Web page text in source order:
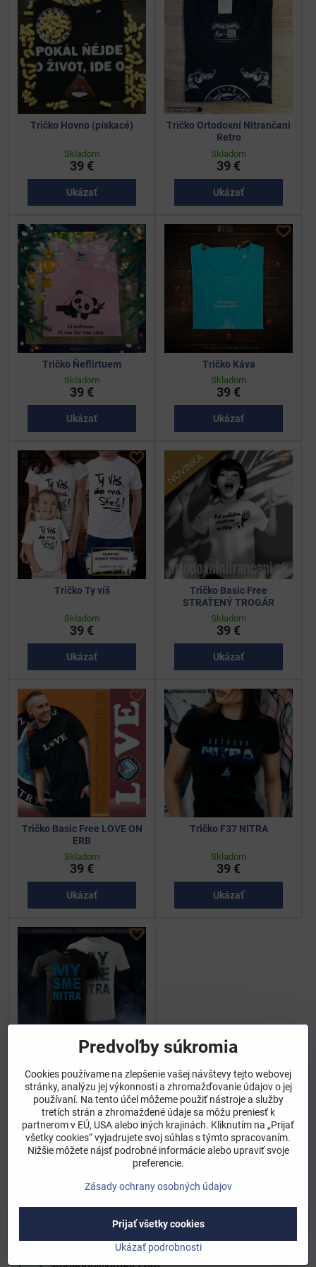
Tričko Hovno (pískacé)
Skladom
39 €
Ukázať
Tričko Ortodoxní Nitrančani
Retro
Skladom
39 €
Ukázať
Tričko Ňeflirtuem
Skladom
39 €
Ukázať
Tričko Káva
Skladom
39 €
Ukázať
Tričko Ty víš
Skladom
39 €
Ukázať
Tričko Basic Free
STRAŤENÝ TROGÁR
Skladom
39 €
Ukázať
Tričko Basic Free LOVE ON
ERB
Skladom
39 €
Ukázať
Tričko F37 NITRA
Skladom
39 €
Ukázať
Tričko Basic Free MY SME
NITRA
Skladom
39 €
Ukázať
Nie sú žiadne ďalšie produkty.
1 2
Predvoľby súkromia
Cookies používame na zlepšenie vašej návštevy tejto webovej
stránky, analýzu jej výkonnosti a zhromažďovanie údajov o jej
používaní. Na tento účel môžeme použiť nástroje a služby
tretích strán a zhromaždené údaje sa môžu preniesť k
partnerom v EÚ, USA alebo iných krajinách. Kliknutím na „Prijať
všetky cookies“ vyjadrujete svoj súhlas s týmto spracovaním.
Nižšie môžete nájsť podrobné informácie alebo upraviť svoje
preferencie.
Zásady ochrany osobných údajov
Ukázať podrobnosti
Prijať všetky cookies